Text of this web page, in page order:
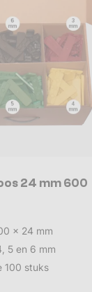
24 mm 600
x 24 mm
5 en 6 mm
100 stuks